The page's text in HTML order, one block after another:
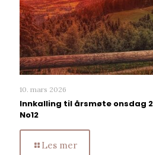
10. mars 2026
Innkalling til årsmøte onsdag
No12
Les mer